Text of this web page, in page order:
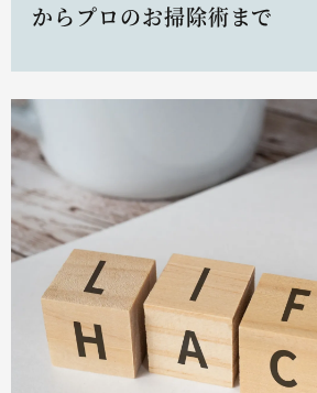
からプロのお掃除術まで